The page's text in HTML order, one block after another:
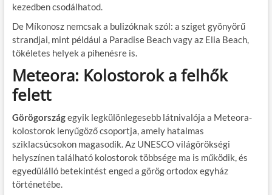
kezedben csodálhatod.
De Míkonosz nemcsak a bulizóknak szól: a sziget gyönyörű
strandjai, mint például a Paradise Beach vagy az Elia Beach,
tökéletes helyek a pihenésre is.
Meteora: Kolostorok a felhők
felett
Görögországegyik legkülönlegesebb látnivalója a Meteora-
kolostorok lenyűgöző csoportja, amely hatalmas
sziklacsúcsokon magasodik. Az UNESCO világörökségi
helyszínen található kolostorok többsége ma is működik, és
egyedülálló betekintést enged a görög ortodox egyház
történetébe.